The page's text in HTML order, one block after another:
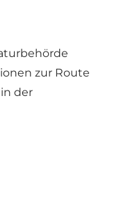
zur Route
der